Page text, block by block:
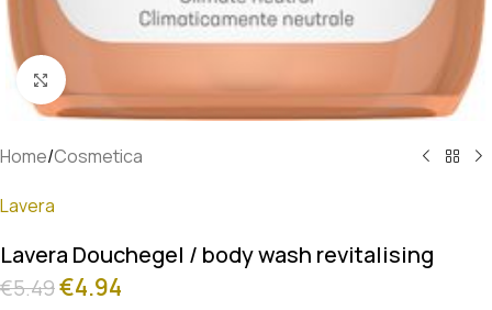
Klik om te vergroten
Home/Cosmetica
Lavera
Lavera Douchegel / body wash revitalising
€5.49€4.94